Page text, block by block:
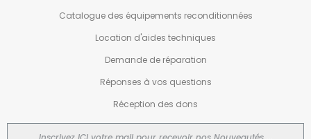
Catalogue des équipements reconditionnées
Location d'aides techniques
Demande de réparation
Réponses à vos questions
Réception des dons